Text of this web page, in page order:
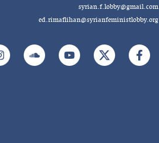
syrian.f.lobby@gmail.com
ed.rimaflihan@syrianfeministlobby.org